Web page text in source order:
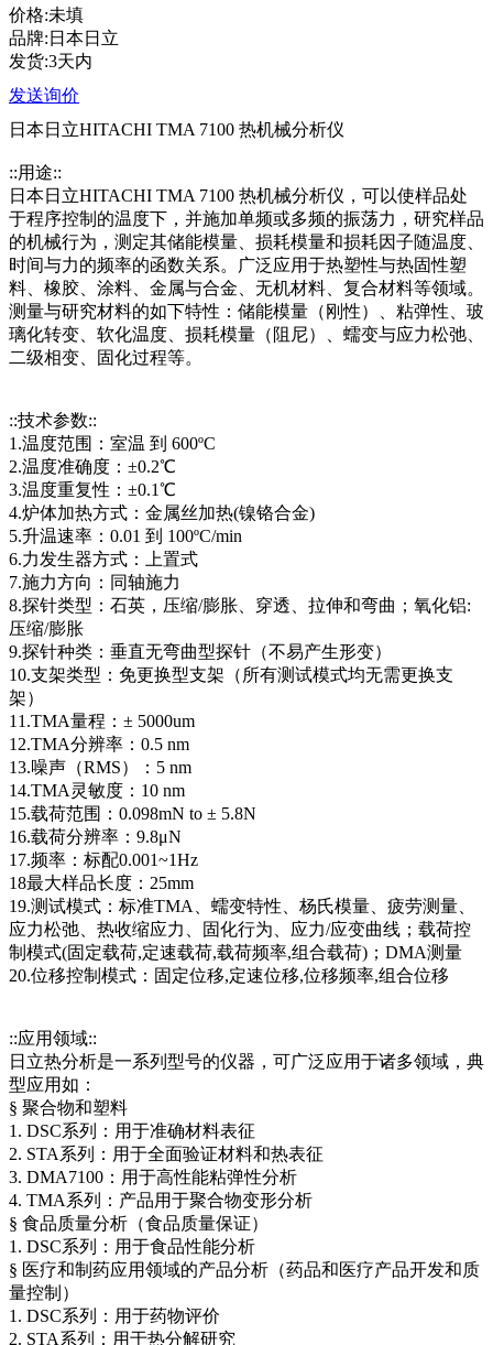
价格:未填
品牌:日本日立
发货:3天内
发送询价
日本日立HITACHI TMA 7100 热机械分析仪
::用途::
日本日立HITACHI TMA 7100 热机械分析仪，可以使样品处
于程序控制的温度下，并施加单频或多频的振荡力，研究样品
的机械行为，测定其储能模量、损耗模量和损耗因子随温度、
时间与力的频率的函数关系。广泛应用于热塑性与热固性塑
料、橡胶、涂料、金属与合金、无机材料、复合材料等领域。
测量与研究材料的如下特性：储能模量（刚性）、粘弹性、玻
璃化转变、软化温度、损耗模量（阻尼）、蠕变与应力松弛、
二级相变、固化过程等。
::技术参数::
1.温度范围：室温 到 600ºC
2.温度准确度：±0.2℃
3.温度重复性：±0.1℃
4.炉体加热方式：金属丝加热(镍铬合金)
5.升温速率：0.01 到 100ºC/min
6.力发生器方式：上置式
7.施力方向：同轴施力
8.探针类型：石英，压缩/膨胀、穿透、拉伸和弯曲；氧化铝:
压缩/膨胀
9.探针种类：垂直无弯曲型探针（不易产生形变）
10.支架类型：免更换型支架（所有测试模式均无需更换支
架）
11.TMA量程：± 5000um
12.TMA分辨率：0.5 nm
13.噪声（RMS）：5 nm
14.TMA灵敏度：10 nm
15.载荷范围：0.098mN to ± 5.8N
16.载荷分辨率：9.8μN
17.频率：标配0.001~1Hz
18最大样品长度：25mm
19.测试模式：标准TMA、蠕变特性、杨氏模量、疲劳测量、
应力松弛、热收缩应力、固化行为、应力/应变曲线；载荷控
制模式(固定载荷,定速载荷,载荷频率,组合载荷)；DMA测量
20.位移控制模式：固定位移,定速位移,位移频率,组合位移
::应用领域::
日立热分析是一系列型号的仪器，可广泛应用于诸多领域，典
型应用如：
§ 聚合物和塑料
1. DSC系列：用于准确材料表征
2. STA系列：用于全面验证材料和热表征
3. DMA7100：用于高性能粘弹性分析
4. TMA系列：产品用于聚合物变形分析
§ 食品质量分析（食品质量保证）
1. DSC系列：用于食品性能分析
§ 医疗和制药应用领域的产品分析（药品和医疗产品开发和质
量控制）
1. DSC系列：用于药物评价
2. STA系列：用于热分解研究